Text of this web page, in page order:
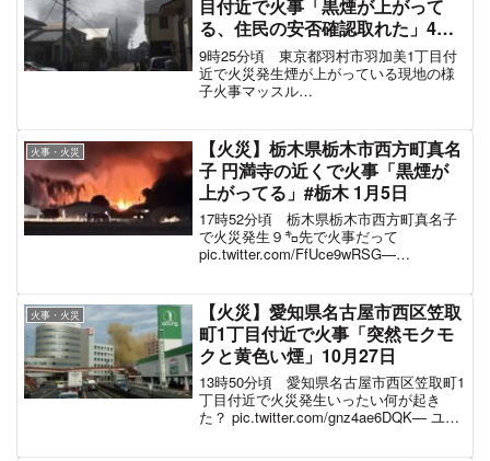
目付近で火事「黒煙が上がって
る、住民の安否確認取れた」4月2
日
9時25分頃 東京都羽村市羽加美1丁目付
近で火災発生煙が上がっている現地の様
子火事マッスル
火事・火災
【火災】栃木県栃木市西方町真名
子 円満寺の近くで火事「黒煙が
上がってる」#栃木 1月5日
17時52分頃 栃木県栃木市西方町真名子
で火災発生９㌔先で火事だって
pic.twitter.com/FfUce9wRSG—
煙が上がっ...
火事・火災
【火災】愛知県名古屋市西区笠取
町1丁目付近で火事「突然モクモ
クと黄色い煙」10月27日
13時50分頃 愛知県名古屋市西区笠取町1
丁目付近で火災発生いったい何が起き
た？ pic.twitter.com/gnz4ae6DQK— ユキ